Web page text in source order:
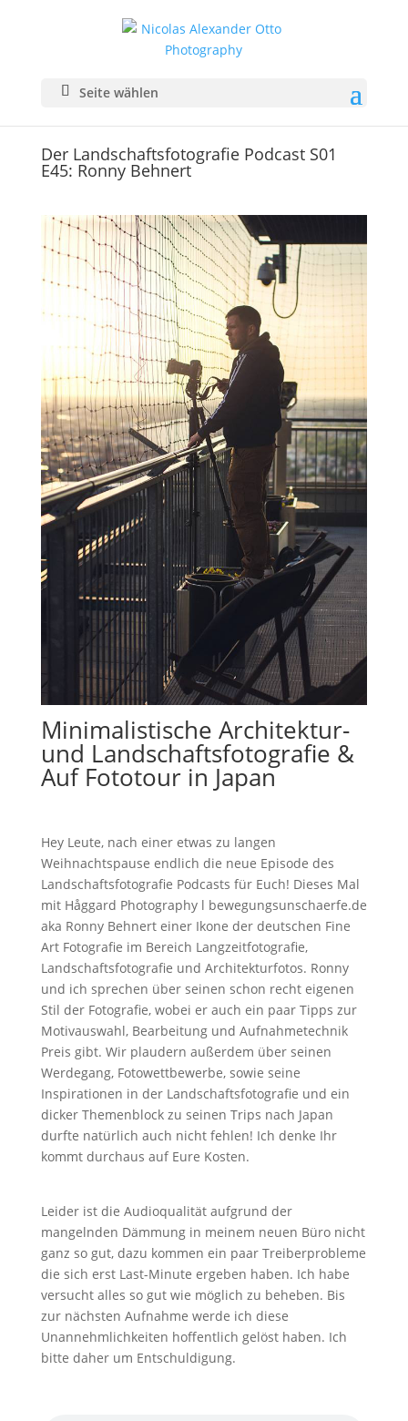
Seite wählen
Der Landschaftsfotografie Podcast S01
E45: Ronny Behnert
Minimalistische Architektur-
und Landschaftsfotografie &
Auf Fototour in Japan
Hey Leute, nach einer etwas zu langen
Weihnachtspause endlich die neue Episode des
Landschaftsfotografie Podcasts für Euch! Dieses Mal
mit Håggard Photography l bewegungsunschaerfe.de
aka Ronny Behnert einer Ikone der deutschen Fine
Art Fotografie im Bereich Langzeitfotografie,
Landschaftsfotografie und Architekturfotos. Ronny
und ich sprechen über seinen schon recht eigenen
Stil der Fotografie, wobei er auch ein paar Tipps zur
Motivauswahl, Bearbeitung und Aufnahmetechnik
Preis gibt. Wir plaudern außerdem über seinen
Werdegang, Fotowettbewerbe, sowie seine
Inspirationen in der Landschaftsfotografie und ein
dicker Themenblock zu seinen Trips nach Japan
durfte natürlich auch nicht fehlen! Ich denke Ihr
kommt durchaus auf Eure Kosten.
Leider ist die Audioqualität aufgrund der
mangelnden Dämmung in meinem neuen Büro nicht
ganz so gut, dazu kommen ein paar Treiberprobleme
die sich erst Last-Minute ergeben haben. Ich habe
versucht alles so gut wie möglich zu beheben. Bis
zur nächsten Aufnahme werde ich diese
Unannehmlichkeiten hoffentlich gelöst haben. Ich
bitte daher um Entschuldigung.